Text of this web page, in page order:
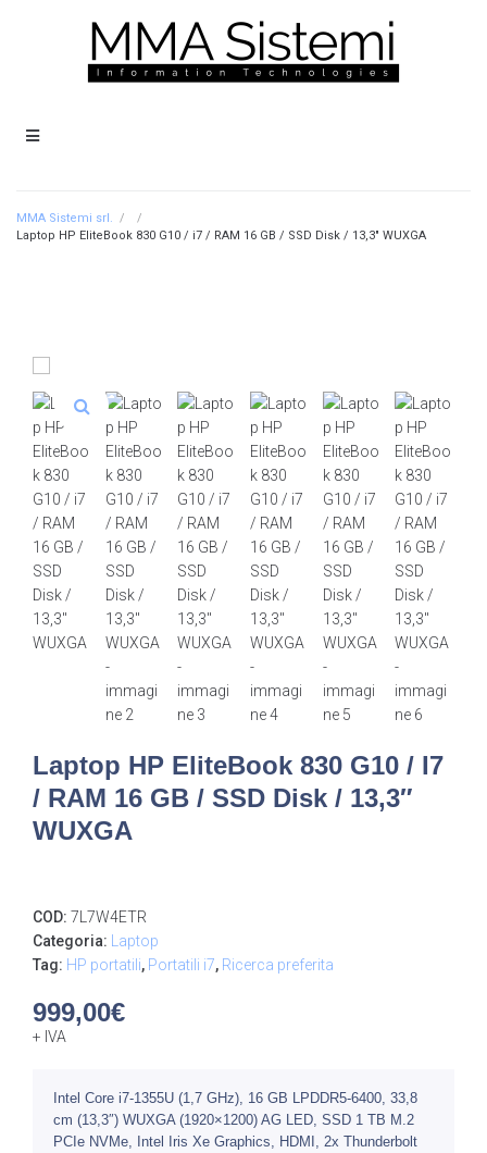
MMA Sistemi srl. /
/
Laptop HP EliteBook 830 G10 / i7 / RAM 16 GB / SSD Disk / 13,3″ WUXGA
Laptop HP EliteBook 830 G10 / I7
/ RAM 16 GB / SSD Disk / 13,3″
WUXGA
COD: 7L7W4ETR
Categoria:
Laptop
Tag: HP portatili, Portatili i7, Ricerca preferita
999,00€
+ IVA
Intel Core i7-1355U (1,7 GHz), 16 GB LPDDR5-6400, 33,8
cm (13,3″) WUXGA (1920×1200) AG LED, SSD 1 TB M.2
PCIe NVMe, Intel Iris Xe Graphics, HDMI, 2x Thunderbolt